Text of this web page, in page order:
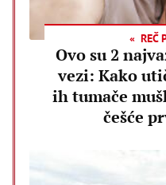
REČ
Ovo su 2
vezi: Kako
ih tumače
češće